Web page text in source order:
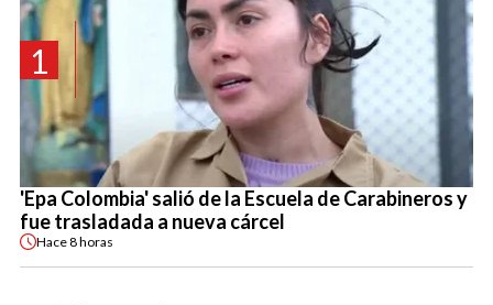
1
'Epa Colombia' salió de la Escuela de Carabineros y
fue trasladada a nueva cárcel
Hace8 horas